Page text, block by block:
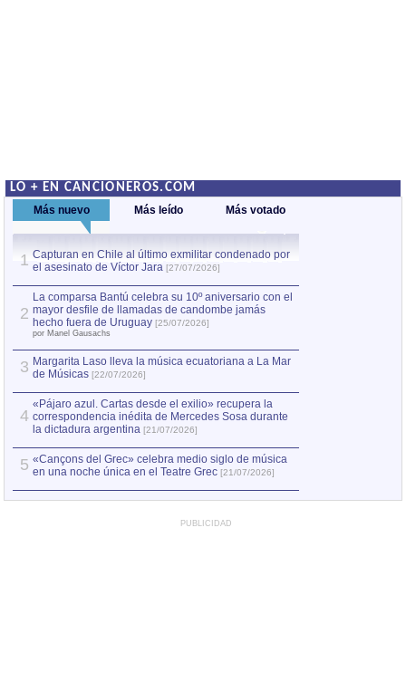
LO + EN CANCIONEROS.COM
Más nuevo Más leído Más votado
1 Capturan en Chile al último exmilitar condenado por
el asesinato de Víctor Jara [27/07/2026]
2
La comparsa Bantú celebra su 10º aniversario con el
mayor desfile de llamadas de candombe jamás
hecho fuera de Uruguay [25/07/2026]
por Manel Gausachs
3 Margarita Laso lleva la música ecuatoriana a La Mar
de Músicas [22/07/2026]
4
«Pájaro azul. Cartas desde el exilio» recupera la
correspondencia inédita de Mercedes Sosa durante
la dictadura argentina [21/07/2026]
5 «Cançons del Grec» celebra medio siglo de música
en una noche única en el Teatre Grec [21/07/2026]
PUBLICIDAD